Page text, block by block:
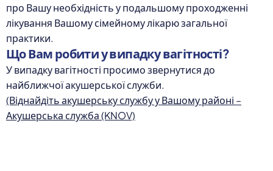
про Вашу необхідність у подальшому проходженні
лікування Вашому сімейному лікарю загальної
практики.
Що Вам робити у випадку вагітності?
У випадку вагітності просимо звернутися до
найближчої акушерської служби.
(Віднайдіть акушерську службу у Вашому районі –
Акушерська служба (KNOV)